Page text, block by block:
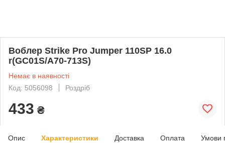
Воблер Strike Pro Jumper 110SP 16.0
r(GC01S/A70-713S)
Немає в наявності
Код: 5056098
Роздріб
433 ₴
Опис Характеристики Доставка Оплата Умови